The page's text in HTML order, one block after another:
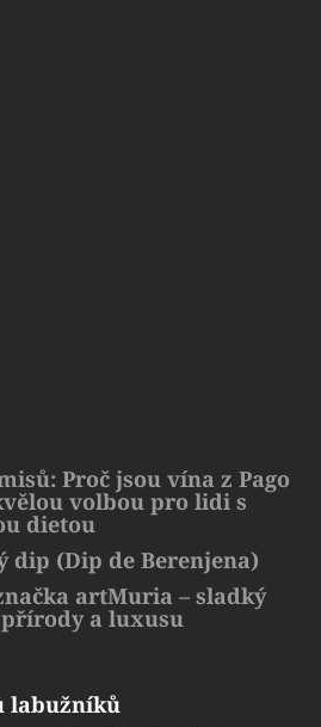
Proč jsou vína z Pago
volbou pro lidi s
dietou
dip (Dip de Berenjena)
artMuria – sladký
a luxusu
labužníků